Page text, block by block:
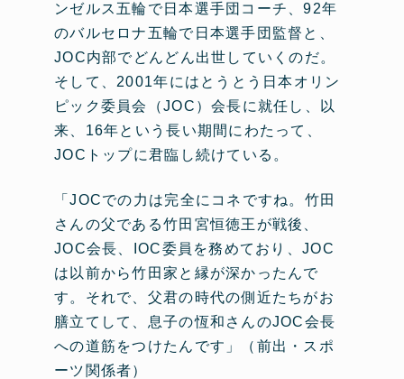
ンゼルス五輪で日本選手団コーチ、92年
のバルセロナ五輪で日本選手団監督と、
JOC内部でどんどん出世していくのだ。
そして、2001年にはとうとう日本オリン
ピック委員会（JOC）会長に就任し、以
来、16年という長い期間にわたって、
JOCトップに君臨し続けている。
「JOCでの力は完全にコネですね。竹田
さんの父である竹田宮恒徳王が戦後、
JOC会長、IOC委員を務めており、JOC
は以前から竹田家と縁が深かったんで
す。それで、父君の時代の側近たちがお
膳立てして、息子の恆和さんのJOC会長
への道筋をつけたんです」（前出・スポ
ーツ関係者）